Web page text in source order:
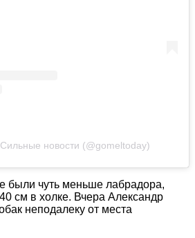
новости (@gomeltoday)
были чуть меньше лабрадора,
см в холке. Вчера Александр
неподалеку от места